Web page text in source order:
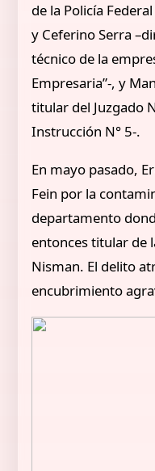
de la Policía
y Ceferino Serra
técnico de la
Empresaria”-, y
titular del Juzgado
Instrucción N° 5-.
En mayo pasado,
Fein por la
departamento
entonces titular de
Nisman. El delito
encubrimiento